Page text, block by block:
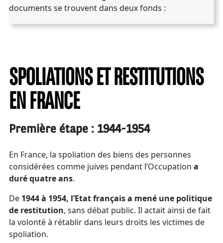
documents se trouvent dans deux fonds :
SPOLIATIONS ET RESTITUTIONS
EN FRANCE
Première étape : 1944-1954
En France, la spoliation des biens des personnes
considérées comme juives pendant l’Occupation a
duré quatre ans.
De 1944 à 1954, l’Etat français a mené une politique
de restitution, sans débat public. Il actait ainsi de fait
la volonté à rétablir dans leurs droits les victimes de
spoliation.